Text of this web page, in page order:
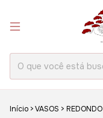
Início >VASOS > REDONDO